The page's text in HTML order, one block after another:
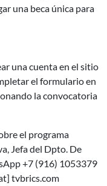
una beca única para
una cuenta en el sitio
el formulario en
la convocatoria
el programa
Jefa del Dpto. De
+7 (916) 1053379
tvbrics.com